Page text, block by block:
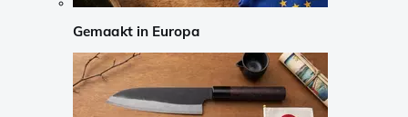
Gemaakt in Europa